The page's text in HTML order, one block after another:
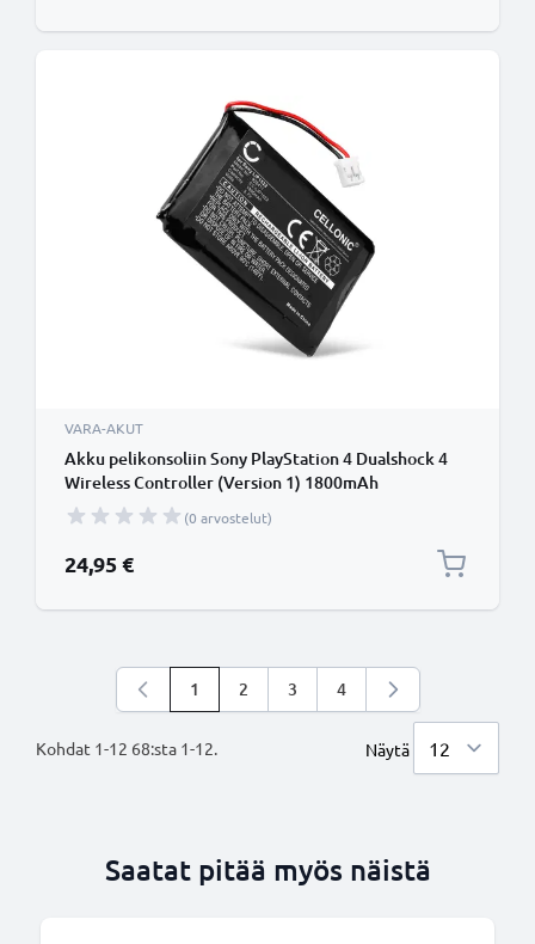
VARA-AKUT
Akku pelikonsoliin Sony PlayStation 4 Dualshock 4
Wireless Controller (Version 1) 1800mAh
tuotemerkiltä CELLONIC
(0 arvostelut)
24,95 €
Kohdat 1-12 68:sta 1-12.
Luet parhaillaan sivua
1 Sivu
2 Sivu
3 Sivu
4
Näytä
Saatat pitää myös näistä